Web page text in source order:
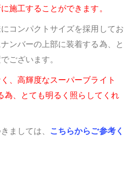
施工することができます。
コンパクトサイズを採用してお
ンバーの上部に装着する為、と
ございます。
、高輝度なスーパーブライト
為、とても明るく照らしてくれ
ましては、 こちらからご参考く